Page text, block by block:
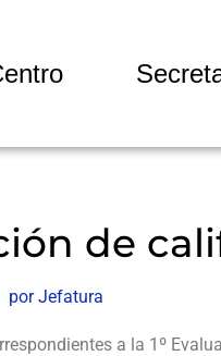
de
porJefatura
a la 1º